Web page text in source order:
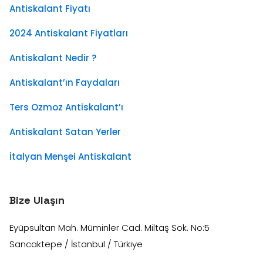
Antiskalant Fiyatı
2024 Antiskalant Fiyatları
Antiskalant Nedir ?
Antiskalant’ın Faydaları
Ters Ozmoz Antiskalant’ı
Antiskalant Satan Yerler
İtalyan Menşei Antiskalant
Bize Ulaşın
Eyüpsultan Mah. Müminler Cad. Miltaş Sok. No:5
Sancaktepe / İstanbul / Türkiye